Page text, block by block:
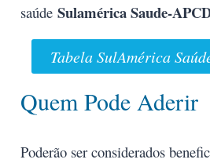
saúde Sulamérica Saude-
Tabela SulAmérica
Quem Pode Aderir
Poderão ser considerados